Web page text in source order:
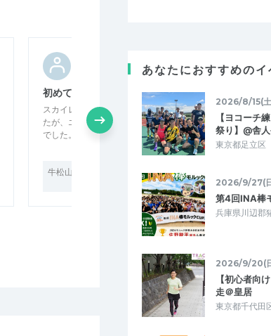
5.00
初めてのスカイレース
スカイレース ノーマルの部に参加しまし
たが、エキスパートの参加の方が多いよう
でした。 人数、規模は大きくはないです…
牛松山スカイレース夏
2026/7/12
比
た
ス
あなたにおすすめのイ
2026/8/15(
【ヨコーチ
祭り】@舎
東京都足立区
2026/9/27(
第4回INA棒
兵庫県川辺郡
2026/9/20(
【初心者向
走＠皇居
東京都千代田